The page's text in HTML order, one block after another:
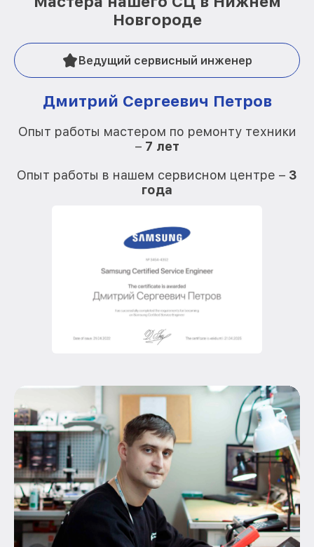
Новгороде
Ведущий сервисный инженер
Дмитрий Сергеевич Петров
Опыт работы мастером по ремонту техники
– 7 лет
Опыт работы в нашем сервисном центре – 3
года